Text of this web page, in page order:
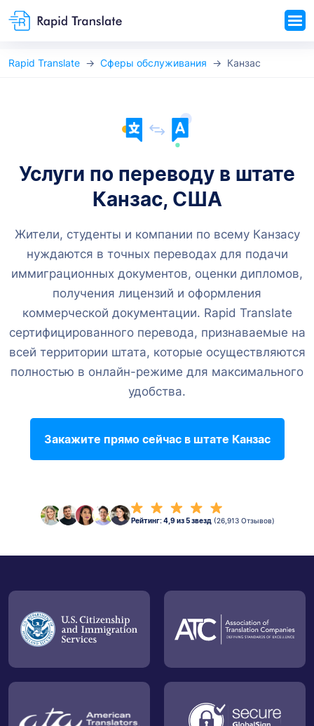
Rapid Translate Сферы обслуживания Канзас
Услуги по переводу в штате
Канзас, США
Жители, студенты и компании по всему Канзасу
нуждаются в точных переводах для подачи
иммиграционных документов, оценки дипломов,
получения лицензий и оформления
коммерческой документации. Rapid Translate
сертифицированного перевода, признаваемые на
всей территории штата, которые осуществляются
полностью в онлайн-режиме для максимального
удобства.
Закажите прямо сейчас в штате Канзас
Рейтинг: 4,9 из 5 звезд (26,913 Отзывов)